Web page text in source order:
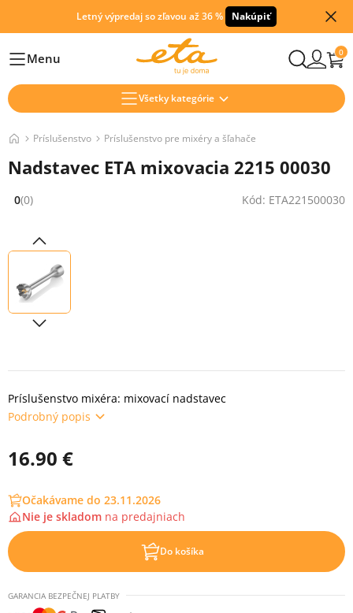
Letný výpredaj so zľavou až 36 % Nakúpiť
HlavníMenu 0
Všetky kategórie
Príslušenstvo Príslušenstvo pre mixéry a šľahače
Nadstavec ETA mixovacia 2215 00030
Hodnocení: 0 z 5 (0 recenzí)
0(0) Kód: ETA221500030
Príslušenstvo mixéra: mixovací nadstavec
Podrobný popis
16.90 €
Očakávame do 23.11.2026
Nie je skladom na predajniach
Do košíka
GARANCIA BEZPEČNEJ PLATBY